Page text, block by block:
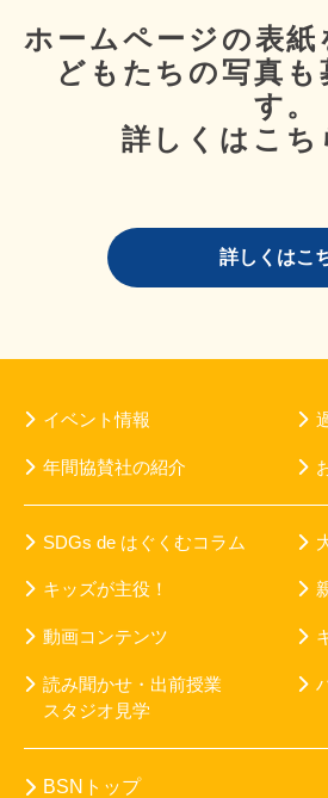
ホームページの表
どもたちの写真も
す。
詳しくはこち
詳しくはこ
イベント情報
年間協賛社の紹介
SDGs de はぐくむコラム
キッズが主役！
動画コンテンツ
読み聞かせ・出前授業
スタジオ見学
BSNトップ